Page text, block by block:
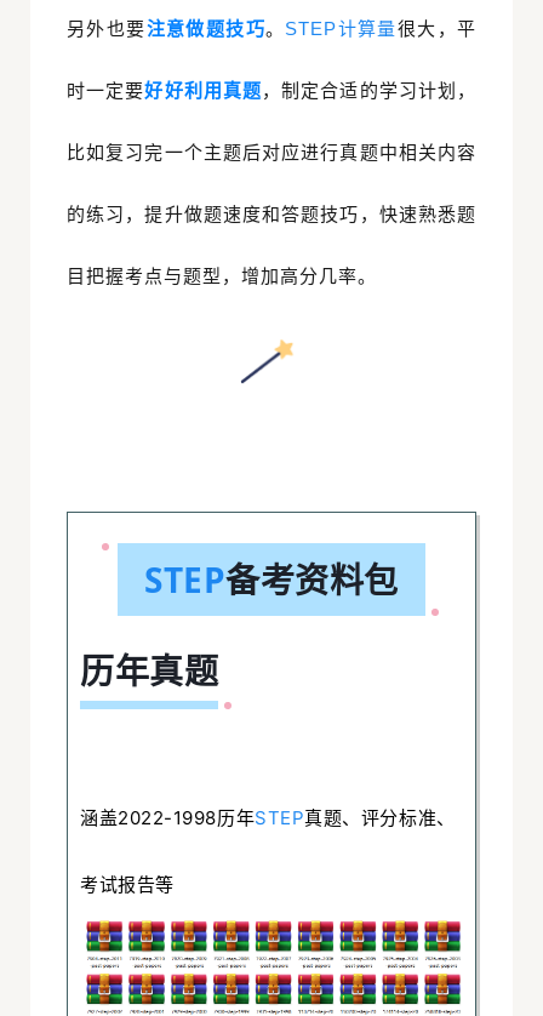
另外也要注意做题技巧。 STEP计算量很大，平
时一定要好好利用真题，制定合适的学习计划，
比如复习完一个主题后对应进行真题中相关内容
的练习，提升做题速度和答题技巧，快速熟悉题
目把握考点与题型，增加高分几率。
STEP备考资料包
历年真题
5
面
库
程
大
纲
涵盖2022-1998历年STEP真题、评分标准、
考试报告等
拟
案
解